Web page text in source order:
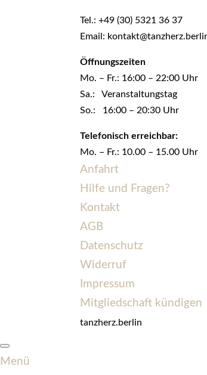
Tel.: +49 (30) 5321 36 37
Email:
Öffnungszeiten
Mo. – Fr.: 16:00 – 22:00 Uhr
Sa.: Veranstaltungstag
So.: 16:00 – 20:30 Uhr
Telefonisch erreichbar:
Mo. – Fr.: 10.00 – 15.00 Uhr
Anfahrt
Hilfe und Fragen?
Kontakt
AGB
Datenschutz
Widerruf
Impressum
Mitgliedschaft kündigen
tanzherz.berlin
Menü